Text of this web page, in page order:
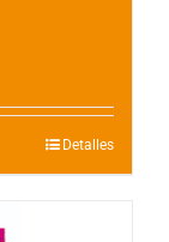
Detalles